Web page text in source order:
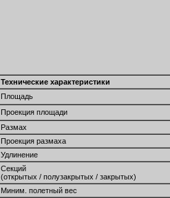
Технические характеристики
Площадь
Проекция площади
Размах
Проекция размаха
Удлинение
Секций
(открытых / полузакрытых / закрытых)
Миним. полетный вес